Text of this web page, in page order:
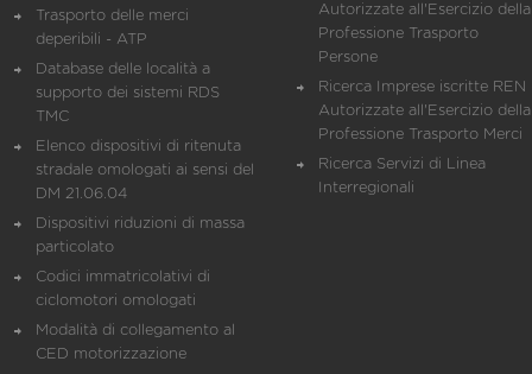
Trasporto delle merci
deperibili - ATP
Database delle località a
supporto dei sistemi RDS
TMC
Elenco dispositivi di ritenuta
stradale omologati ai sensi del
DM 21.06.04
Dispositivi riduzioni di massa
particolato
Codici immatricolativi di
ciclomotori omologati
Modalità di collegamento al
CED motorizzazione
Autorizzate all'Esercizio della
Professione Trasporto
Persone
Ricerca Imprese iscritte REN
Autorizzate all'Esercizio della
Professione Trasporto Merci
Ricerca Servizi di Linea
Interregionali